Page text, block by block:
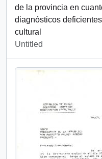
de la provincia en
diagnósticos
cultural
Untitled